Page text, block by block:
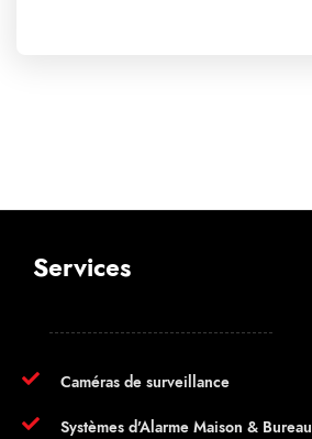
Services
Caméras de surveillance
Systèmes d’Alarme Maison & Bureau